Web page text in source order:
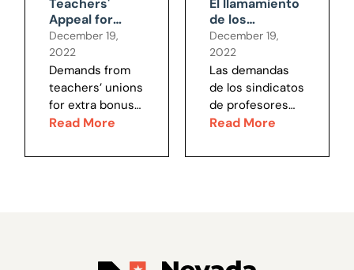
Appeal for
more Money
Requires
Scrutiny
December 19,
2022
Demands from
teachers’ unions
for extra bonus
“contract
coming with
announcement
Read More
de los
profesores
para obtener
más dinero
requiere
escrutinio
December 19,
2022
Las demandas
de los sindicatos
de profesores
de “aumentos
adicionales se
sindicato
Read More